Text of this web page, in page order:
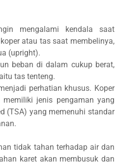
mengalami kendala saat
atau tas saat membelinya,
(upright).
beban di dalam cukup berat,
tas tenteng.
perhatian khusus. Koper
jenis pengaman yang
(TSA) yang memenuhi standar
tidak tahan terhadap air dan
karet akan membusuk dan